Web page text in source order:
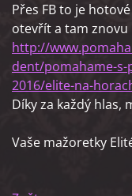
Přes FB to je
otevřít a tam
http://
dent/pomahame-
2016/elite-na-
Díky za každý hlas,
Vaše mažoretky